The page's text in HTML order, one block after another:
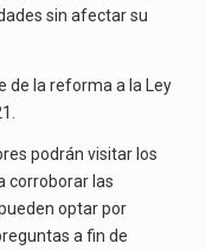
sin afectar su
de la reforma a la Ley
podrán visitar los
corroborar las
optar por
a fin de